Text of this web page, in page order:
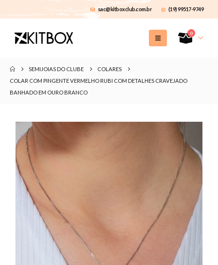
sac@kitboxclub.com.br (19) 99517-9749
0
SEMIJOIAS DO CLUBE
COLARES
COLAR COM PINGENTE VERMELHO RUBI COM DETALHES CRAVEJADO
BANHADO EM OURO BRANCO